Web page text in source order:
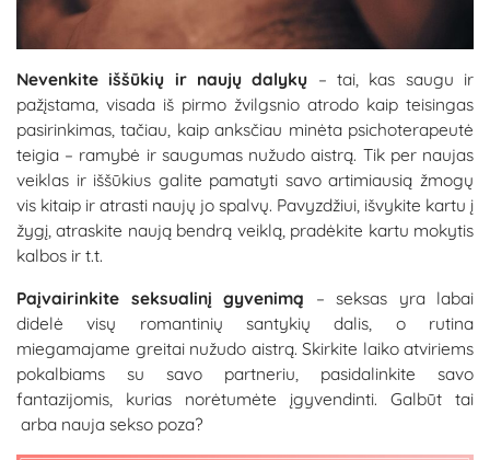
Nevenkite iššūkių ir naujų dalykų – tai, kas saugu ir
pažįstama, visada iš pirmo žvilgsnio atrodo kaip teisingas
pasirinkimas, tačiau, kaip anksčiau minėta psichoterapeutė
teigia – ramybė ir saugumas nužudo aistrą. Tik per naujas
veiklas ir iššūkius galite pamatyti savo artimiausią žmogų
vis kitaip ir atrasti naujų jo spalvų. Pavyzdžiui, išvykite kartu į
žygį, atraskite naują bendrą veiklą, pradėkite kartu mokytis
kalbos ir t.t.
Paįvairinkite seksualinį gyvenimą – seksas yra labai
didelė visų romantinių santykių dalis, o rutina
miegamajame greitai nužudo aistrą. Skirkite laiko atviriems
pokalbiams su savo partneriu, pasidalinkite savo
fantazijomis, kurias norėtumėte įgyvendinti. Galbūt tai
arba nauja sekso poza?